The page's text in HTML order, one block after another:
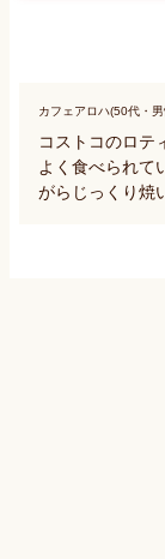
カフェアロハ(50代・
コストコのロテ
よく食べられて
がらじっくり焼